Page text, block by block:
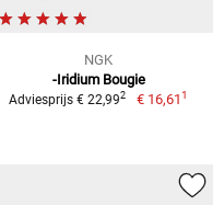
NGK
-Iridium Bougie
Adviesprijs € 22,992 € 16,611